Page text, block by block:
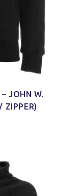
JOHN W.
ZIPPER)